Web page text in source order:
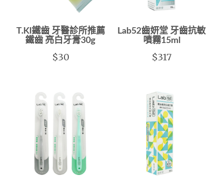
T.KI鐵齒 牙醫診所推薦
鐵齒 亮白牙膏30g
$30
Lab52齒妍堂 牙齒抗敏
噴霧15ml
$317